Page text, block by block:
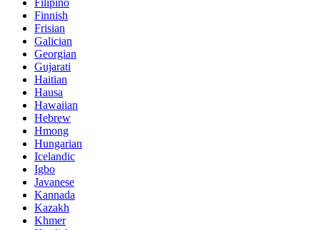
Finnish
Frisian
Galician
Georgian
Gujarati
Haitian
Hausa
Hawaiian
Hebrew
Hmong
Hungarian
Icelandic
Igbo
Javanese
Kannada
Kazakh
Khmer